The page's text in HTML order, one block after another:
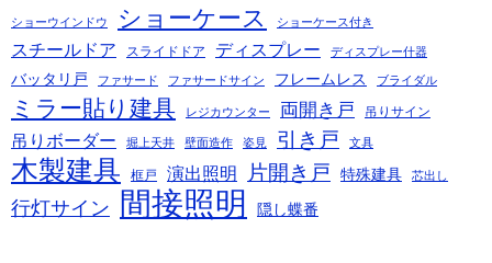
ショーウインドウ ショーケース ショーケース付き
スチールドア スライドドア ディスプレー ディスプレー什器
バッタリ戸 ファサード ファサードサイン フレームレス ブライダル
ミラー貼り建具 レジカウンター 両開き戸 吊りサイン
吊りボーダー 堀上天井 壁面造作 姿見 引き戸 文具
木製建具 框戸 演出照明 片開き戸 特殊建具 芯出し
行灯サイン 間接照明 隠し蝶番